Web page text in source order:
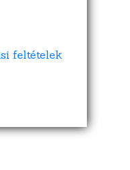
feltételek